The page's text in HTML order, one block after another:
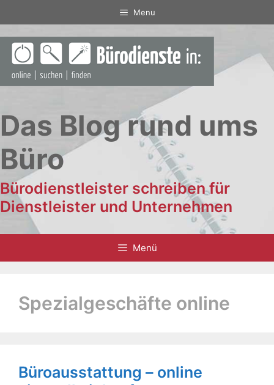
Inhalt
springen
Menu
Das Blog rund ums
Büro
Bürodienstleister schreiben für
Dienstleister und Unternehmen
Menü
Spezialgeschäfte online
Büroausstattung – online